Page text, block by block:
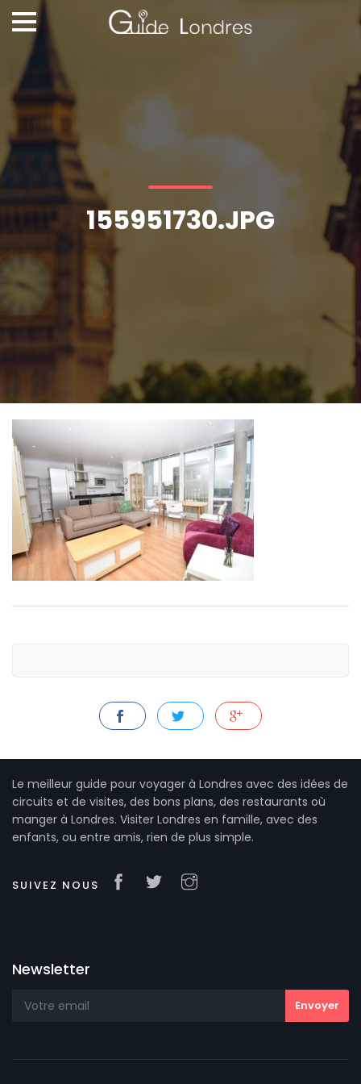
155951730.JPG
Le meilleur guide pour voyager à Londres avec des idées de
circuits et de visites, des bons plans, des restaurants où
manger à Londres. Visiter Londres en famille, avec des
enfants, ou entre amis, rien de plus simple.
SUIVEZ NOUS
Newsletter